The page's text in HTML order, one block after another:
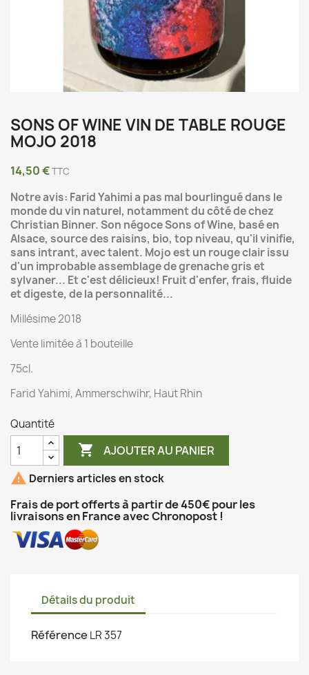
SONS OF WINE VIN DE TABLE ROUGE
MOJO 2018
14,50 €TTC
Notre avis: Farid Yahimi a pas mal bourlingué dans le
monde du vin naturel, notamment du côté de chez
Christian Binner. Son négoce Sons of Wine, basé en
Alsace, source des raisins, bio, top niveau, qu'il vinifie,
sans intrant, avec talent. Mojo est un rouge clair issu
d'un improbable assemblage de grenache gris et
sylvaner... Et c'est délicieux! Fruit d'enfer, frais, fluide
et digeste, de la personnalité...
Millésime 2018
Vente limitée à 1 bouteille
75cl.
Farid Yahimi, Ammerschwihr, Haut Rhin
Quantité
 AJOUTER AU PANIER
 Derniers articles en stock
Frais de port offerts à partir de 450€ pour les
livraisons en France avec Chronopost !
Détails du produit
Référence LR 357